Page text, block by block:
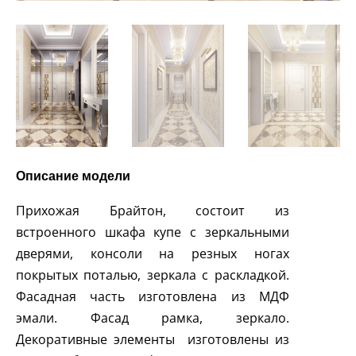
Описание модели
Прихожая Брайтон, состоит из
встроенного шкафа купе с зеркальными
дверями, консоли на резных ногах
покрытых поталью, зеркала с раскладкой.
Фасадная часть изготовлена из МДФ
эмали. Фасад рамка, зеркало.
Декоративные элементы изготовлены из